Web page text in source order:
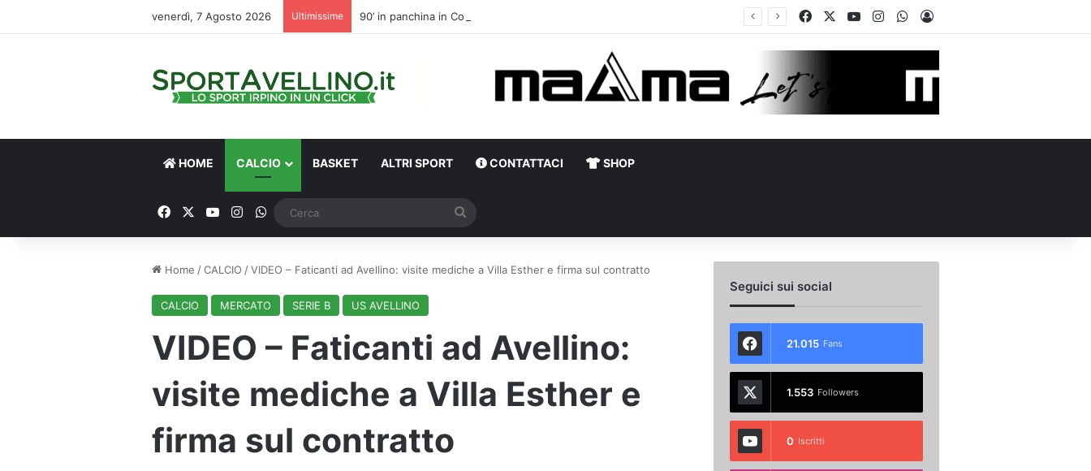
venerdì, 7 Agosto 2026 Ultimissime FacebookYou TubeInstagramWhatsApp
Accedi
HOME CALCIO BASKET ALTRI SPORT CONTATTACI SHOP
FacebookYou TubeInstagram
WhatsApp
Home /CALCIO /VIDEO – Faticanti ad Avellino: visite mediche a Villa Esther e firma sul contratto
CALCIO MERCATO SERIE B US AVELLINO
VIDEO – Faticanti ad Avellino:
visite mediche a Villa Esther e
firma sul contratto
Seguici sui social
21.015 Fans
1.553 Followers
0 Iscritti